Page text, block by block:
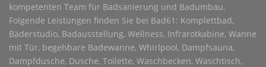
kompetenten Team für Badsanierung und Badumbau.
Folgende Leistungen finden Sie bei Bad61: Komplettbad,
Bäderstudio, Badausstellung, Wellness, Infrarotkabine, Wanne
mit Tür, begehbare Badewanne, Whirlpool, Dampfsauna,
Dampfdusche, Dusche, Toilette, Waschbecken, Waschtisch,